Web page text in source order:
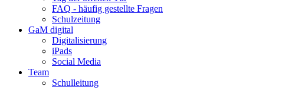
FAQ - häufig gestellte Fragen
Schulzeitung
GaM digital
Digitalisierung
iPads
Social Media
Team
Schulleitung